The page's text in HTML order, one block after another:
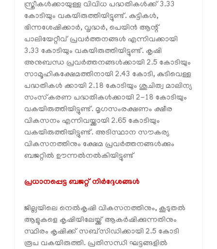
സ്ത്രീകള്‍ക്കായുള്ള വിവിധ പദ്ധതികള്‍ക്ക് 3.33
കോടിയും വകയിരുത്തിയിട്ടുണ്ട്. കുട്ടികള്‍,
ഭിന്നശേഷിക്കാര്‍, വൃദ്ധര്‍, പെയിന്‍ ആന്റ്
പാലിയേറ്റീവ് പ്രവര്‍ത്തനങ്ങള്‍ എന്നിവക്കായി
3.33 കോടിയും വകയിരുത്തിയിട്ടുണ്ട്. കൃഷി
അനുബന്ധ പ്രവര്‍ത്തനങ്ങള്‍ക്കായി 2.5 കോടിയും
സാമൂഹികക്ഷേമത്തിനായി 2.43 കോടി, കുടിവെള്ള
പദ്ധതികള്‍ ക്കായി 2.18 കോടിയും ശുചിത്വ മാലിന്യ
സംസ്‌കരണ പദ്ധതികള്‍ക്കായി 2-18 കോടിയും
വകയിരുത്തിയിട്ടുണ്ട്. മൃഗസംരക്ഷണം ക്ഷീര
വികസനം എന്നിവയ്ക്കായി 2.65 കോടിയും
വകയിരുത്തിയിട്ടുണ്ട്. അടിസ്ഥാന സൗകര്യ
വികസനത്തിനും ക്ഷേമ പ്രവര്‍ത്തനങ്ങള്‍ക്കും
ബജറ്റില്‍ ഊന്നല്‍നല്‍കിയിട്ടുണ്ട്
പ്രധാനപ്പെട്ട ബജറ്റ് നിര്‍ദ്ദേശങ്ങള്‍
ജില്ലയിലെ നെല്‍കൃഷി വികസനത്തിനും, കൂടുതല്‍
ആളുകളെ കൃഷിയിലേയ്ക്ക് ആകര്‍ഷിക്കുന്നതിനും
സ്ഥിരം കൃഷിക്ക് സബ്‌സിഡിക്കായി 2.5 കോടി
രൂപ വകയിരുത്തി. പ്രതിസന്ധി ഘട്ടങ്ങളില്‍